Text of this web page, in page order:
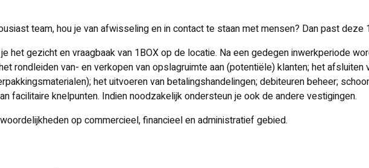
team, hou je van afwisseling en in contact te staan met mensen? Dan past
het gezicht en vraagbaak van 1BOX op de locatie. Na een gedegen inwerkperiode
rondleiden van- en verkopen van opslagruimte aan (potentiële) klanten; het
het uitvoeren van betalingshandelingen; debiteuren beheer;
facilitaire knelpunten. Indien noodzakelijk ondersteun je ook de andere vestigingen.
op commercieel, financieel en administratief gebied.